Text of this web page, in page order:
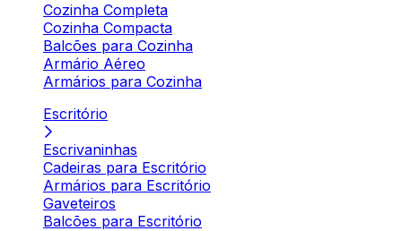
Cozinha Completa
Cozinha Compacta
Balcões para Cozinha
Armário Aéreo
Armários para Cozinha
Escritório
Escrivaninhas
Cadeiras para Escritório
Armários para Escritório
Gaveteiros
Balcões para Escritório